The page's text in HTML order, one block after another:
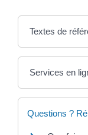
Textes de
Services en
Questions ?